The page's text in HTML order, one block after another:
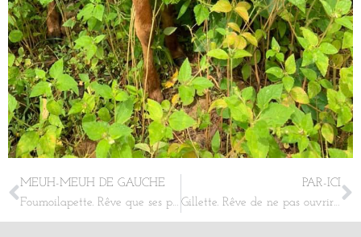
MEUH-MEUH DE GAUCHE
Foumoilapette. Rêve que ses parents arrêtent de lui demander où elle va alors qu’elle même ne le sait pas.
PAR-ICI
Gillette. Rêve de ne pas ouvrir un salon de beauté et de profiter de ses jolies taches de rousseur. #meuhmeuh